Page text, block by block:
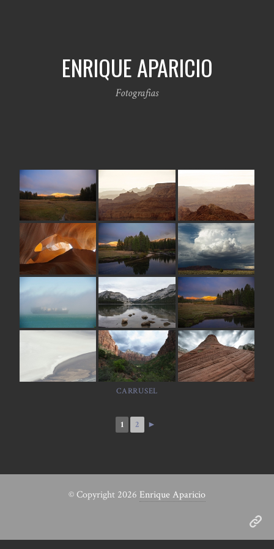
ENRIQUE APARICIO
Fotografias
CARRUSEL
1 2 ►
© Copyright 2026 Enrique Aparicio